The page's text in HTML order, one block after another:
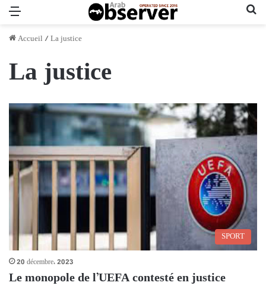
Accueil /La justice
La justice
SPORT
20 décembre، 2023
Le monopole de l’UEFA contesté en justice